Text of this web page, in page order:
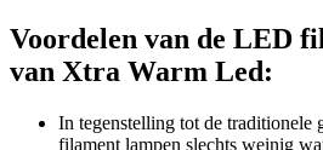
Voordelen van de LED
van Xtra Warm Led:
In tegenstelling tot de traditionele
filament lampen slechts weinig